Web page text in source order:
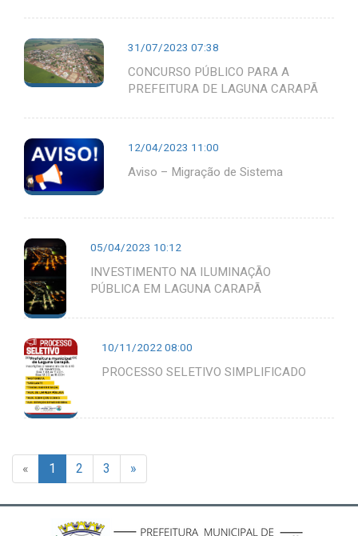
31/07/2023 07:38
CONCURSO PÚBLICO PARA A
PREFEITURA DE LAGUNA CARAPÃ
12/04/2023 11:00
Aviso – Migração de Sistema
05/04/2023 10:12
INVESTIMENTO NA ILUMINAÇÃO
PÚBLICA EM LAGUNA CARAPÃ
10/11/2022 08:00
PROCESSO SELETIVO SIMPLIFICADO
« 1 2 3 »